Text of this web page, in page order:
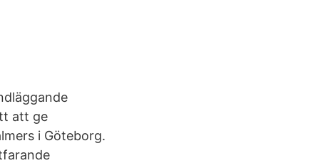
att ge
i Göteborg.